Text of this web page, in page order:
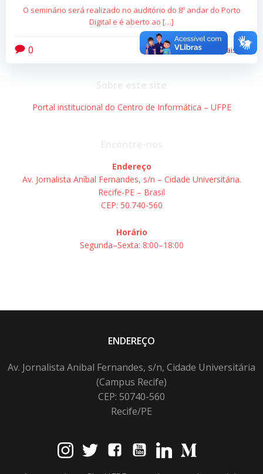
O seminário será realizado no auditório do 8º andar do Porto
Digital e é aberto ao […]
0 Leia mais
Portal institucional do Centro de Informática – UFPE
Endereço
Av. Jornalista Aníbal Fernandes, s/n – Cidade Universitária.
Recife-PE – Brasil
CEP: 50.740-560
Horário
Segunda–Sexta: 8:00–18:00
ENDEREÇO
Av. Jornalista Anibal Fernandes, s/n, Cidade Universitária
(Campus Recife)
CEP: 50740-560
Recife/PE